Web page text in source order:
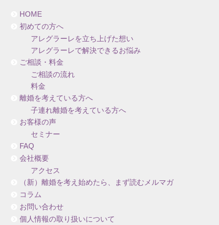
HOME
初めての方へ
アレグラーレを立ち上げた想い
アレグラーレで解決できるお悩み
ご相談・料金
ご相談の流れ
料金
離婚を考えている方へ
子連れ離婚を考えている方へ
お客様の声
セミナー
FAQ
会社概要
アクセス
（新）離婚を考え始めたら、まず読むメルマガ
コラム
お問い合わせ
個人情報の取り扱いについて